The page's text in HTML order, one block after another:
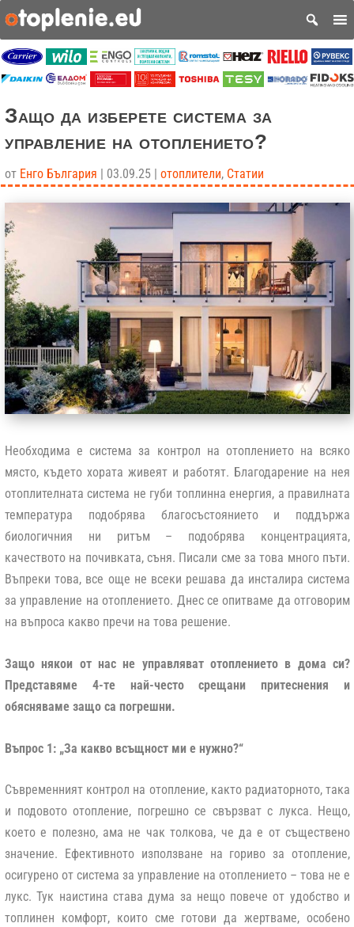
Защо да изберете система за
управление на отоплението?
от Енго България | 03.09.25 | отоплители, Статии
Необходима е система за контрол на отоплението на всяко
място, където хората живеят и работят. Благодарение на нея
отоплителната система не губи топлинна енергия, а правилната
температура подобрява благосъстоянието и поддържа
биологичния ни ритъм – подобрява концентрацията,
качеството на почивката, съня. Писали сме за това много пъти.
Въпреки това, все още не всеки решава да инсталира система
за управление на отоплението. Днес се опитваме да отговорим
на въпроса какво пречи на това решение.
Защо някои от нас не управляват отоплението в дома си?
Представяме 4-те най-често срещани притеснения и
обясняваме защо са погрешни.
Въпрос 1: „За какво всъщност ми е нужно?“
Съвременният контрол на отопление, както радиаторното, така
и подовото отопление, погрешно се свързват с лукса. Нещо,
което е полезно, ама не чак толкова, че да е от съществено
значение. Ефективното използване на гориво за отопление,
осигурено от система за управление на отоплението – това не е
лукс. Тук наистина става дума за нещо повече от удобство и
топлинен комфорт, които сме готови да жертваме, особено